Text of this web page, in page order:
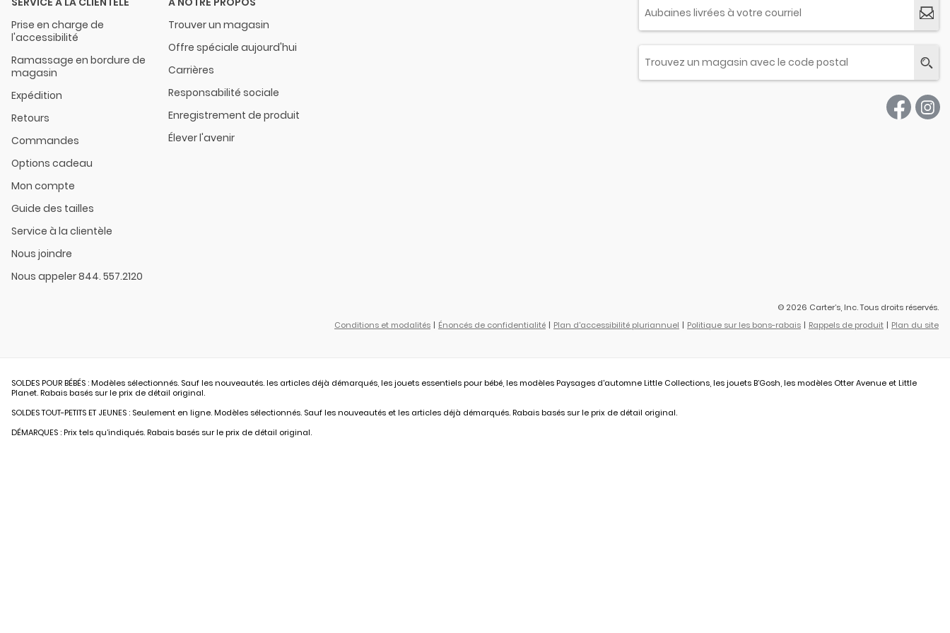
Prise en charge de
l'accessibilité
Ramassage en bordure de
magasin
Expédition
Retours
Commandes
Options cadeau
Mon compte
Guide des tailles
Service à la clientèle
Nous joindre
Nous appeler 844. 557.2120
Trouver un magasin
Offre spéciale aujourd'hui
Carrières
Responsabilité sociale
Enregistrement de produit
Élever l'avenir
© 2026 Carter’s, Inc. Tous droits réservés.
Conditions et modalités
Énoncés de confidentialité Plan d'accessibilité pluriannuel Politique sur les bons-rabais Rappels de produit Plan du site
SOLDES POUR BÉBÉS : Modèles sélectionnés. Sauf les nouveautés. les articles déjà démarqués, les jouets essentiels pour bébé, les modèles Paysages d'automne Little Collections, les jouets B’Gosh, les modèles Otter Avenue et Little
Planet. Rabais basés sur le prix de détail original.
SOLDES TOUT-PETITS ET JEUNES : Seulement en ligne. Modèles sélectionnés. Sauf les nouveautés et les articles déjà démarqués. Rabais basés sur le prix de détail original.
DÉMARQUES : Prix tels qu’indiqués. Rabais basés sur le prix de détail original.